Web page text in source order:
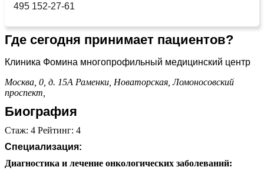
495 152-27-61
Где сегодня принимает пациентов?
Клиника Фомина многопрофильный медицинский центр
Москва, 0, д. 15А Раменки, Новаторская,Ломоносовский
проспект,
Биография
Стаж: 4 Рейтинг: 4
Специализация:
Диагностика и лечение онкологических заболеваний: